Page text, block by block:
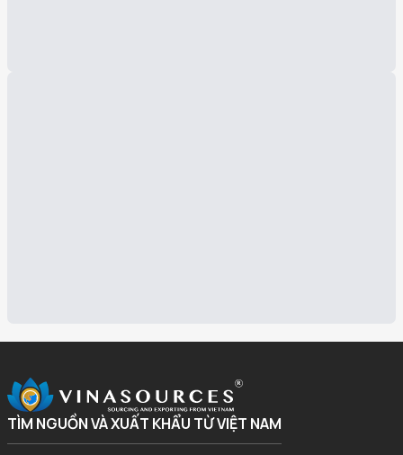
TÌM NGUỒN VÀ XUẤT KHẨU TỪ VIỆT NAM